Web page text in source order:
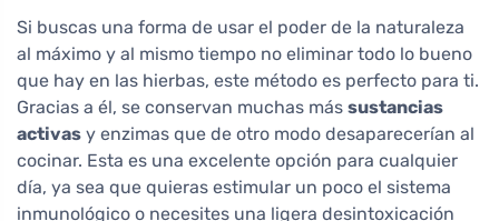
Si buscas una forma de usar el poder de la naturaleza
al máximo y al mismo tiempo no eliminar todo lo bueno
que hay en las hierbas, este método es perfecto para ti.
Gracias a él, se conservan muchas más sustancias
activas y enzimas que de otro modo desaparecerían al
cocinar. Esta es una excelente opción para cualquier
día, ya sea que quieras estimular un poco el sistema
inmunológico o necesites una ligera desintoxicación